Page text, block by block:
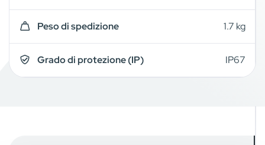
Peso di spedizione 1.7 kg
Grado di protezione (IP) IP67